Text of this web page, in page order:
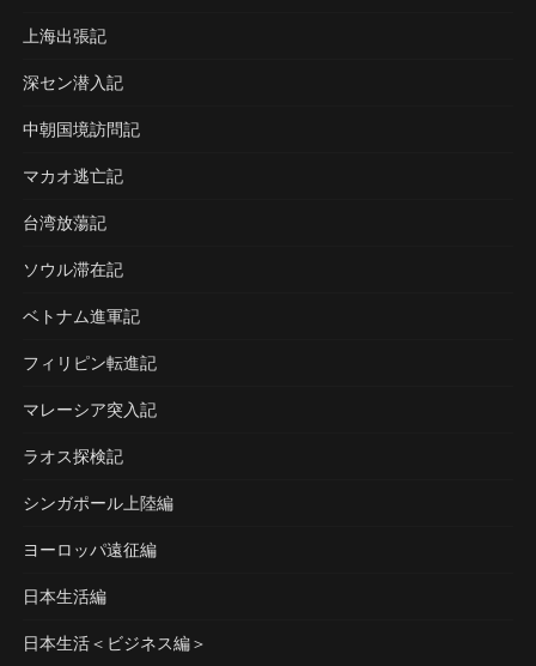
上海出張記
深セン潜入記
中朝国境訪問記
マカオ逃亡記
台湾放蕩記
ソウル滞在記
ベトナム進軍記
フィリピン転進記
マレーシア突入記
ラオス探検記
シンガポール上陸編
ヨーロッパ遠征編
日本生活編
日本生活＜ビジネス編＞